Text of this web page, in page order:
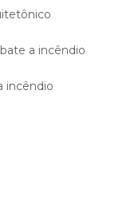
a incêndio
incêndio